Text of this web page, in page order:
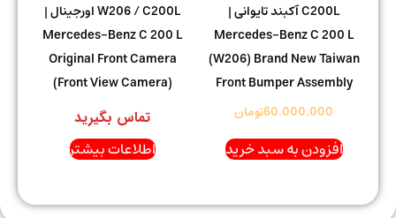
C200L آکبند تایوانی |
Mercedes-Benz C 200 L
(W206) Brand New Taiwan
Front Bumper Assembly
60.000.000تومان
افزودن به سبد خرید
W206 / C200L اورجینال |
Mercedes-Benz C 200 L
Original Front Camera
(Front View Camera)
تماس بگیرید
اطلاعات بیشتر